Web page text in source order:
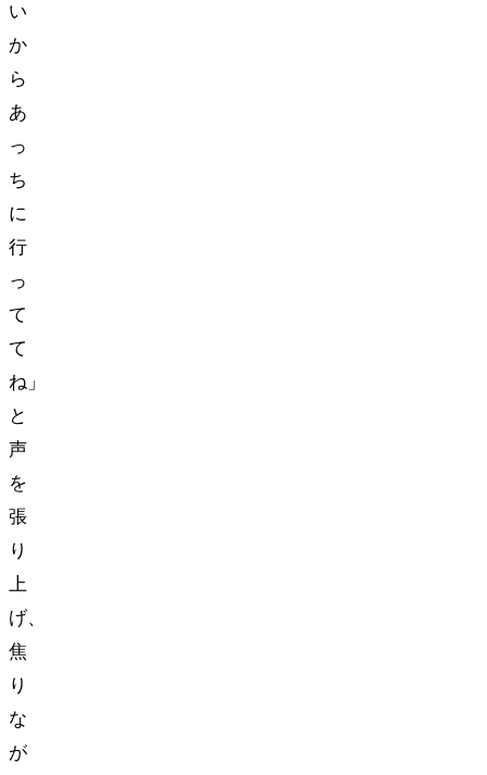
い
か
ら
あ
っ
ち
に
行
っ
て
て
ね」
と
声
を
張
り
上
げ、
焦
り
な
が